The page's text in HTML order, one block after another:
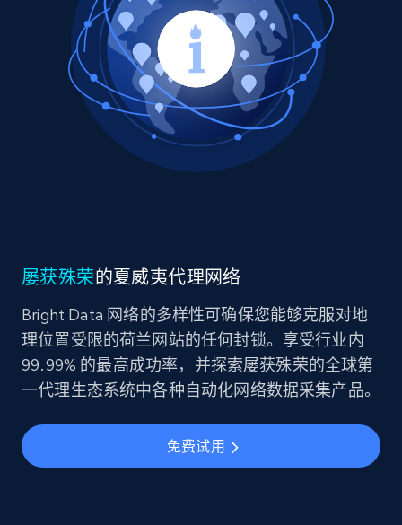
屡获殊荣的夏威夷代理网络
Bright Data 网络的多样性可确保您能够克服对地
理位置受限的荷兰网站的任何封锁。享受行业内
99.99% 的最高成功率，并探索屡获殊荣的全球第
一代理生态系统中各种自动化网络数据采集产品。
免费试用